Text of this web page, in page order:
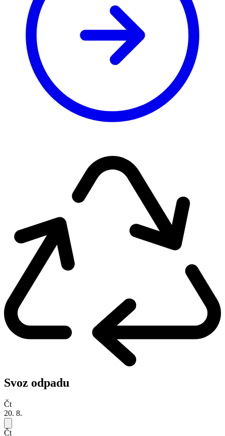
Svoz odpadu
Čt
20. 8.
Čt